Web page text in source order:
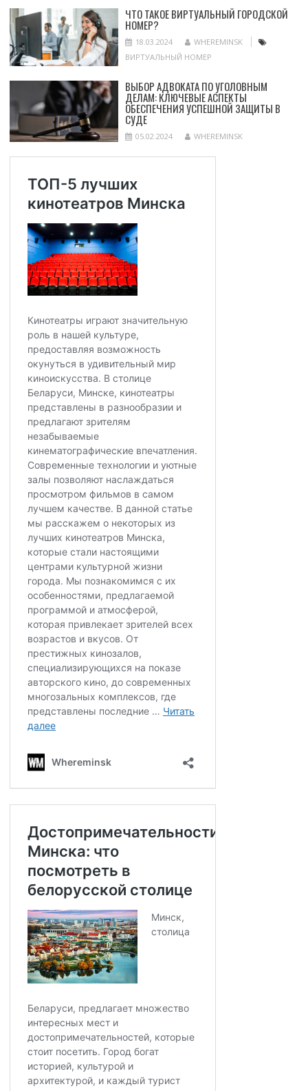
ЧТО ТАКОЕ ВИРТУАЛЬНЫЙ ГОРОДСКОЙ
НОМЕР?
18.03.2024
WHEREMINSK
ВИРТУАЛЬНЫЙ НОМЕР
ВЫБОР АДВОКАТА ПО УГОЛОВНЫМ
ДЕЛАМ: КЛЮЧЕВЫЕ АСПЕКТЫ
ОБЕСПЕЧЕНИЯ УСПЕШНОЙ ЗАЩИТЫ В
СУДЕ
05.02.2024 WHEREMINSK